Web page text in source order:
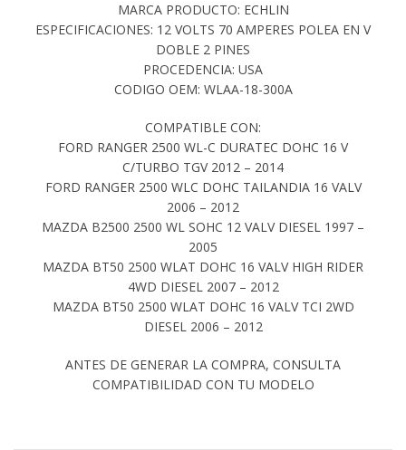
MARCA PRODUCTO: ECHLIN
ESPECIFICACIONES: 12 VOLTS 70 AMPERES POLEA EN V
DOBLE 2 PINES
PROCEDENCIA: USA
CODIGO OEM: WLAA-18-300A
COMPATIBLE CON:
FORD RANGER 2500 WL-C DURATEC DOHC 16 V
C/TURBO TGV 2012 – 2014
FORD RANGER 2500 WLC DOHC TAILANDIA 16 VALV
2006 – 2012
MAZDA B2500 2500 WL SOHC 12 VALV DIESEL 1997 –
2005
MAZDA BT50 2500 WLAT DOHC 16 VALV HIGH RIDER
4WD DIESEL 2007 – 2012
MAZDA BT50 2500 WLAT DOHC 16 VALV TCI 2WD
DIESEL 2006 – 2012
ANTES DE GENERAR LA COMPRA, CONSULTA
COMPATIBILIDAD CON TU MODELO